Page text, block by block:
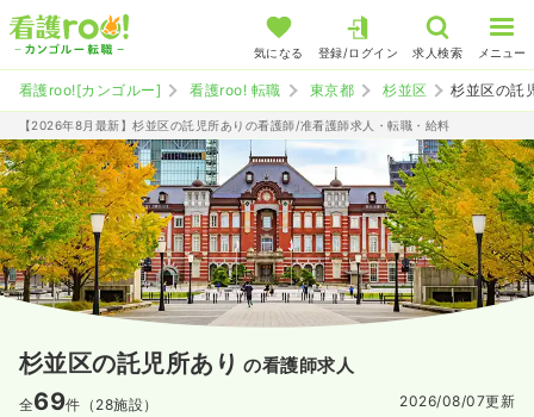
気になる 登録/ログイン 求人検索 メニュー
看護roo![カンゴルー] 看護roo! 転職 東京都 杉並区 杉並区の託
【2026年8月最新】杉並区の託児所ありの看護師/准看護師求人・転職・給料
杉並区の託児所あり の看護師求人
全69件（28施設） 2026/08/07更新